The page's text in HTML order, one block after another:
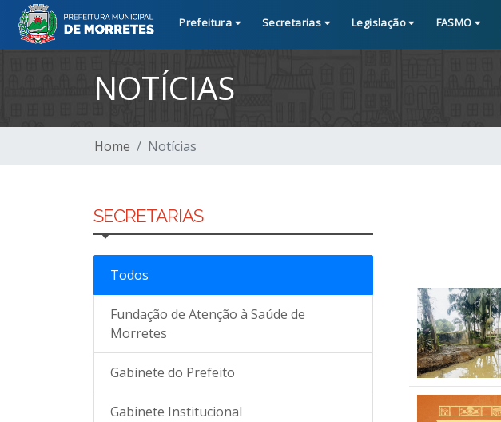
Prefeitura Secretarias Legislação FASMO
NOTÍCIAS
Home Notícias
SECRETARIAS
Todos
Fundação de Atenção à Saúde de
Morretes
Gabinete do Prefeito
Gabinete Institucional